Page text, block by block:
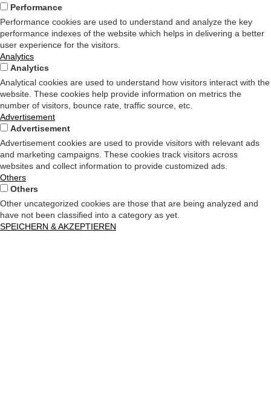
Performance
Performance cookies are used to understand and analyze the key
performance indexes of the website which helps in delivering a better
user experience for the visitors.
Analytics
Analytics
Analytical cookies are used to understand how visitors interact with the
website. These cookies help provide information on metrics the
number of visitors, bounce rate, traffic source, etc.
Advertisement
Advertisement
Advertisement cookies are used to provide visitors with relevant ads
and marketing campaigns. These cookies track visitors across
websites and collect information to provide customized ads.
Others
Others
Other uncategorized cookies are those that are being analyzed and
have not been classified into a category as yet.
SPEICHERN & AKZEPTIEREN